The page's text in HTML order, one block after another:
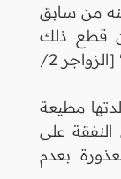
من سابق
قطع ذلك
يؤدي إلى إيحاش القلوب ونفرتها وتأذيها" [الزواجر 2/
مطيعة
النفقة على
بعدم